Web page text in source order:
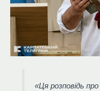
«Ця розповідь